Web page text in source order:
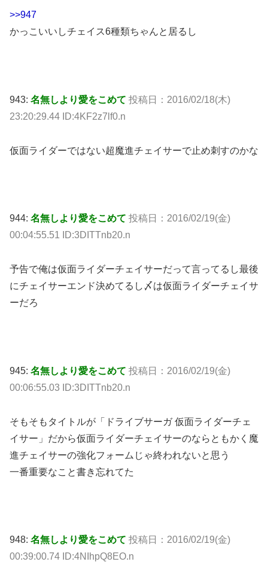
>>947
かっこいいしチェイス6種類ちゃんと居るし
943: 名無しより愛をこめて 投稿日：2016/02/18(木)
23:20:29.44 ID:4KF2z7lf0.n
仮面ライダーではない超魔進チェイサーで止め刺すのかな
944: 名無しより愛をこめて 投稿日：2016/02/19(金)
00:04:55.51 ID:3DITTnb20.n
予告で俺は仮面ライダーチェイサーだって言ってるし最後
にチェイサーエンド決めてるし〆は仮面ライダーチェイサ
ーだろ
945: 名無しより愛をこめて 投稿日：2016/02/19(金)
00:06:55.03 ID:3DITTnb20.n
そもそもタイトルが「ドライブサーガ 仮面ライダーチェ
イサー」だから仮面ライダーチェイサーのならともかく魔
進チェイサーの強化フォームじゃ終われないと思う
一番重要なこと書き忘れてた
948: 名無しより愛をこめて 投稿日：2016/02/19(金)
00:39:00.74 ID:4NIhpQ8EO.n